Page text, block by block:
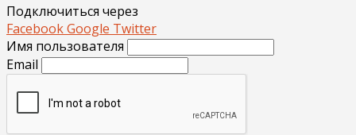
Подключиться через
FacebookGoogle Twitter
Имя пользователя
Email